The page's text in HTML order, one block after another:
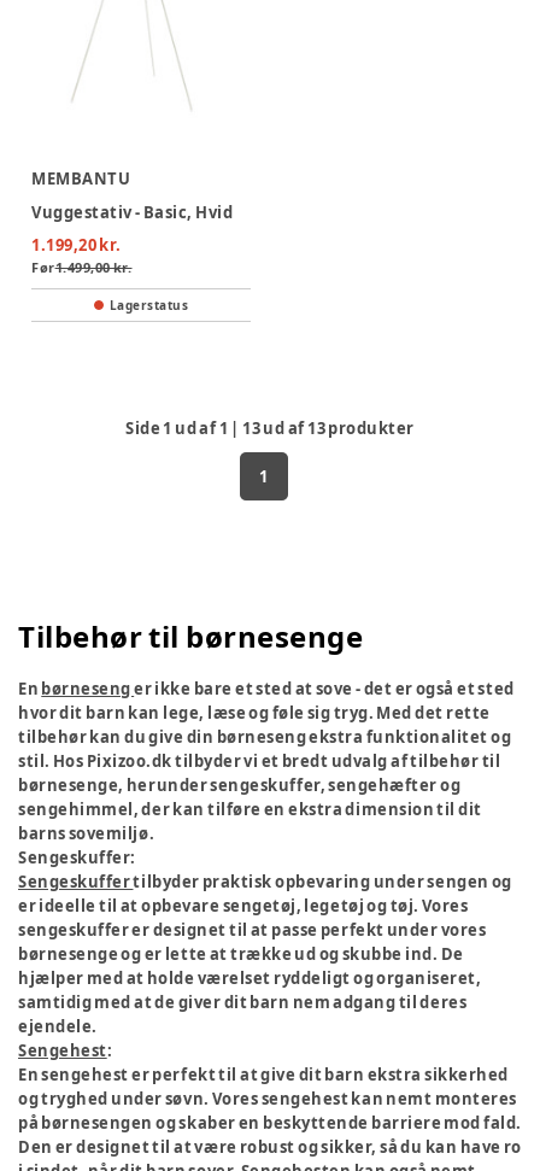
MEMBANTU
Vuggestativ - Basic, Hvid
1.199,20 kr.
Før1.499,00 kr.
Lagerstatus
Side 1 ud af1 | 13ud af13produkter
1
Tilbehør til børnesenge
En børnesenger ikke bare et sted at sove - det er også et sted
hvor dit barn kan lege, læse og føle sig tryg. Med det rette
tilbehør kan du give din børneseng ekstra funktionalitet og
stil. Hos Pixizoo.dk tilbyder vi et bredt udvalg af tilbehør til
børnesenge, herunder sengeskuffer, sengehæfter og
sengehimmel, der kan tilføre en ekstra dimension til dit
barns sovemiljø.
Sengeskuffer:
Sengeskuffertilbyder praktisk opbevaring under sengen og
er ideelle til at opbevare sengetøj, legetøj og tøj. Vores
sengeskuffer er designet til at passe perfekt under vores
børnesenge og er lette at trække ud og skubbe ind. De
hjælper med at holde værelset ryddeligt og organiseret,
samtidig med at de giver dit barn nem adgang til deres
ejendele.
Sengehest:
En sengehest er perfekt til at give dit barn ekstra sikkerhed
og tryghed under søvn. Vores sengehest kan nemt monteres
på børnesengen og skaber en beskyttende barriere mod fald.
Den er designet til at være robust og sikker, så du kan have ro